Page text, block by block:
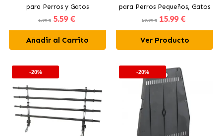
para Perros y Gatos
compatible con el
6.99 € 5.59 €
Añadir al Carrito
para Perros Pequeños, Gatos
y Pequeños Mamíferos
19.99 € 15.99 €
Ver Producto
-20% -20%